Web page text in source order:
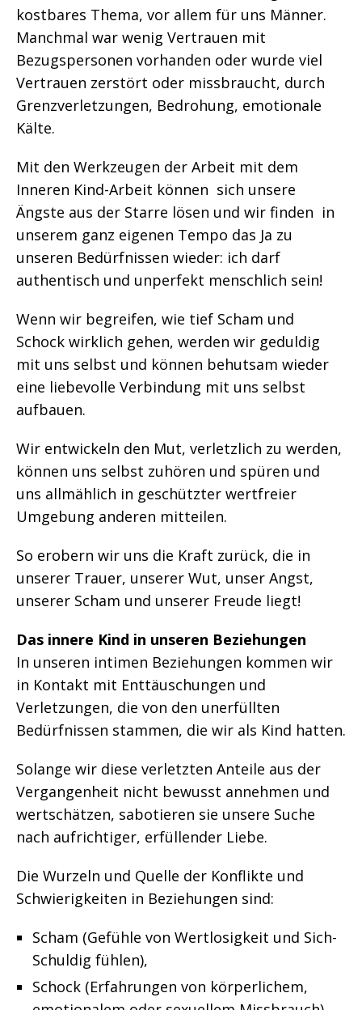
kostbares Thema, vor allem für uns Männer.
Manchmal war wenig Vertrauen mit
Bezugspersonen vorhanden oder wurde viel
Vertrauen zerstört oder missbraucht, durch
Grenzverletzungen, Bedrohung, emotionale
Kälte.
Mit den Werkzeugen der Arbeit mit dem
Inneren Kind-Arbeit können sich unsere
Ängste aus der Starre lösen und wir finden in
unserem ganz eigenen Tempo das Ja zu
unseren Bedürfnissen wieder: ich darf
authentisch und unperfekt menschlich sein!
Wenn wir begreifen, wie tief Scham und
Schock wirklich gehen, werden wir geduldig
mit uns selbst und können behutsam wieder
eine liebevolle Verbindung mit uns selbst
aufbauen.
Wir entwickeln den Mut, verletzlich zu werden,
können uns selbst zuhören und spüren und
uns allmählich in geschützter wertfreier
Umgebung anderen mitteilen.
So erobern wir uns die Kraft zurück, die in
unserer Trauer, unserer Wut, unser Angst,
unserer Scham und unserer Freude liegt!
Das innere Kind in unseren Beziehungen
In unseren intimen Beziehungen kommen wir
in Kontakt mit Enttäuschungen und
Verletzungen, die von den unerfüllten
Bedürfnissen stammen, die wir als Kind hatten.
Solange wir diese verletzten Anteile aus der
Vergangenheit nicht bewusst annehmen und
wertschätzen, sabotieren sie unsere Suche
nach aufrichtiger, erfüllender Liebe.
Die Wurzeln und Quelle der Konflikte und
Schwierigkeiten in Beziehungen sind:
Scham (Gefühle von Wertlosigkeit und Sich-
Schuldig fühlen),
Schock (Erfahrungen von körperlichem,